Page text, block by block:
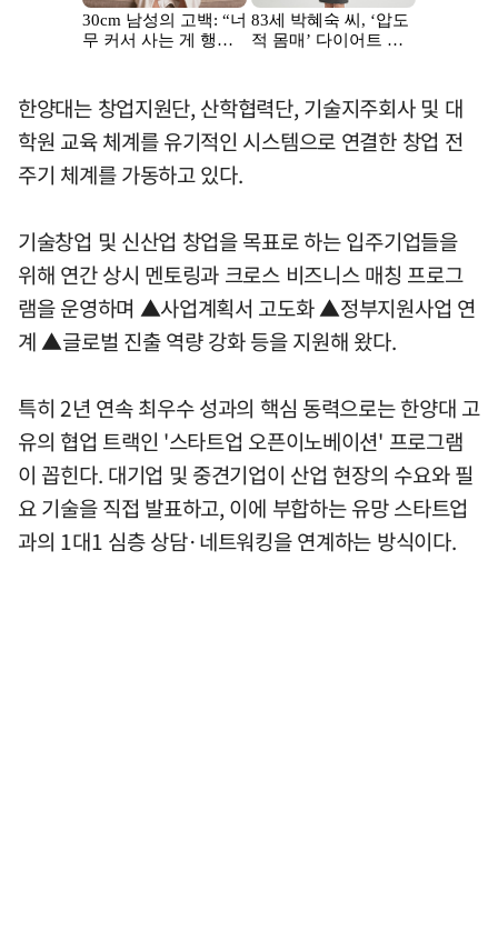
한양대는 창업지원단, 산학협력단, 기술지주회사 및 대
학원 교육 체계를 유기적인 시스템으로 연결한 창업 전
주기 체계를 가동하고 있다.
기술창업 및 신산업 창업을 목표로 하는 입주기업들을
위해 연간 상시 멘토링과 크로스 비즈니스 매칭 프로그
램을 운영하며 ▲사업계획서 고도화 ▲정부지원사업 연
계 ▲글로벌 진출 역량 강화 등을 지원해 왔다.
특히 2년 연속 최우수 성과의 핵심 동력으로는 한양대 고
유의 협업 트랙인 '스타트업 오픈이노베이션' 프로그램
이 꼽힌다. 대기업 및 중견기업이 산업 현장의 수요와 필
요 기술을 직접 발표하고, 이에 부합하는 유망 스타트업
과의 1대1 심층 상담·네트워킹을 연계하는 방식이다.